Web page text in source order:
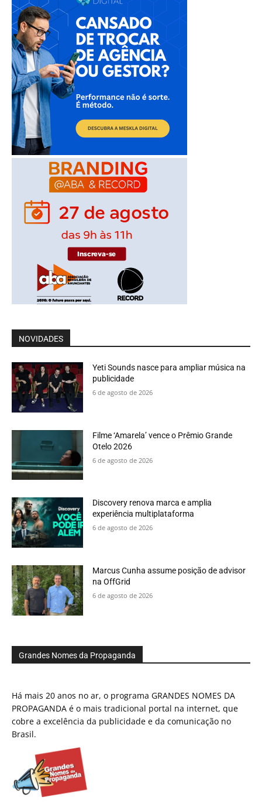
NOVIDADES
Yeti Sounds nasce para ampliar música na
publicidade
6 de agosto de 2026
Filme ‘Amarela’ vence o Prêmio Grande
Otelo 2026
6 de agosto de 2026
Discovery renova marca e amplia
experiência multiplataforma
6 de agosto de 2026
Marcus Cunha assume posição de advisor
na OffGrid
6 de agosto de 2026
Grandes Nomes da Propaganda
Há mais 20 anos no ar, o programa GRANDES NOMES DA
PROPAGANDA é o mais tradicional portal na internet, que
cobre a excelência da publicidade e da comunicação no
Brasil.